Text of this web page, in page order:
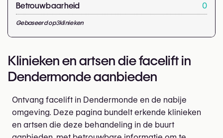
Betrouwbaarheid
0
Gebaseerd op3klinieken
Klinieken en artsen die facelift in
Dendermonde aanbieden
Ontvang facelift in Dendermonde en de nabije
omgeving. Deze pagina bundelt erkende klinieken
en artsen die deze behandeling in de buurt